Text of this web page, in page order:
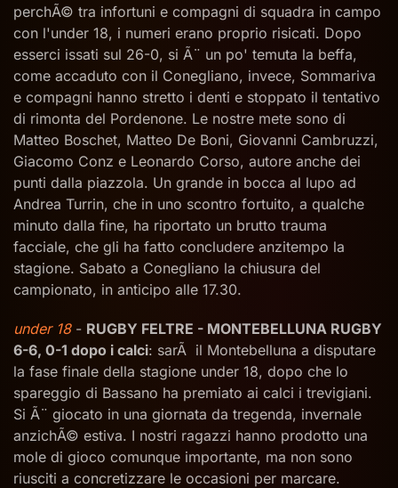
perchÃ© tra infortuni e compagni di squadra in campo
con l'under 18, i numeri erano proprio risicati. Dopo
esserci issati sul 26-0, si Ã¨ un po' temuta la beffa,
come accaduto con il Conegliano, invece, Sommariva
e compagni hanno stretto i denti e stoppato il tentativo
di rimonta del Pordenone. Le nostre mete sono di
Matteo Boschet, Matteo De Boni, Giovanni Cambruzzi,
Giacomo Conz e Leonardo Corso, autore anche dei
punti dalla piazzola. Un grande in bocca al lupo ad
Andrea Turrin, che in uno scontro fortuito, a qualche
minuto dalla fine, ha riportato un brutto trauma
facciale, che gli ha fatto concludere anzitempo la
stagione. Sabato a Conegliano la chiusura del
campionato, in anticipo alle 17.30.
under 18- RUGBY FELTRE - MONTEBELLUNA RUGBY
6-6, 0-1 dopo i calci: sarÃ il Montebelluna a disputare
la fase finale della stagione under 18, dopo che lo
spareggio di Bassano ha premiato ai calci i trevigiani.
Si Ã¨ giocato in una giornata da tregenda, invernale
anzichÃ© estiva. I nostri ragazzi hanno prodotto una
mole di gioco comunque importante, ma non sono
riusciti a concretizzare le occasioni per marcare.